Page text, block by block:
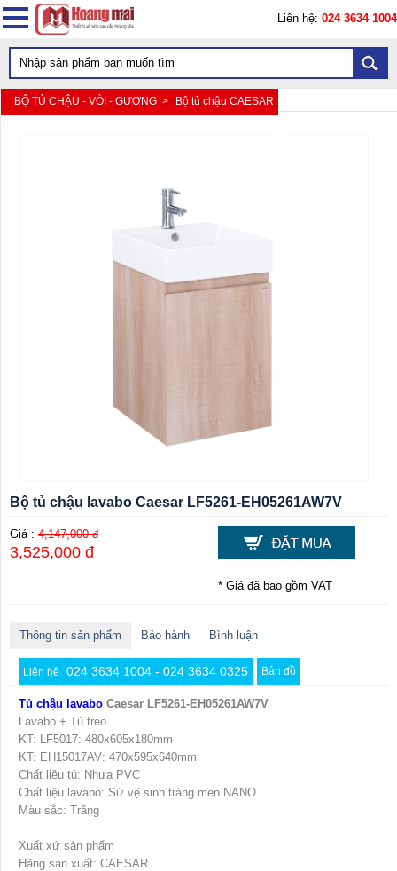
Liên hệ: 024 3634 1004
BỘ TỦ CHẬU - VÒI - GƯƠNG > Bộ tủ chậu CAESAR
Bộ tủ chậu lavabo Caesar LF5261-EH05261AW7V
Giá : 4,147,000 đ
3,525,000 đ
* Giá đã bao gồm VAT
Thông tin sản phẩm Bảo hành Bình luận
Liên hệ 024 3634 1004 - 024 3634 0325 Bản đồ
Tủ chậu lavabo Caesar LF5261-EH05261AW7V
Lavabo + Tủ treo
KT: LF5017: 480x605x180mm
KT: EH15017AV: 470x595x640mm
Chất liệu tủ: Nhựa PVC
Chất liệu lavabo: Sứ vệ sinh tráng men NANO
Màu sắc: Trắng
Xuất xứ sản phẩm
Hãng sản xuất: CAESAR